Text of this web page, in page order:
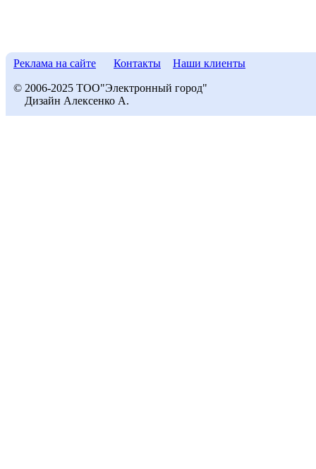
Реклама на сайте Контакты Наши клиенты
© 2006-2025 ТОО"Электронный город"
Дизайн Алексенко А.